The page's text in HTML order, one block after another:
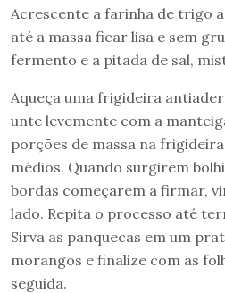
Acrescente a farinha de trigo
até a massa ficar lisa e sem
fermento e a pitada de sal,
Aqueça uma frigideira
unte levemente com a
porções de massa na
médios. Quando surgirem
bordas começarem a firmar,
lado. Repita o processo até
Sirva as panquecas em um
morangos e finalize com as
seguida.